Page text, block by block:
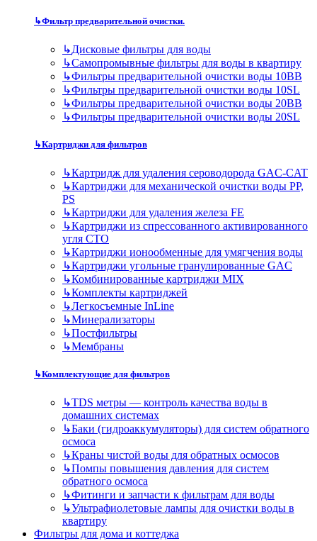
↳Фильтр предварительной очистки.
↳Дисковые фильтры для воды
↳Самопромывные фильтры для воды в квартиру
↳Фильтры предварительной очистки воды 10BB
↳Фильтры предварительной очистки воды 10SL
↳Фильтры предварительной очистки воды 20BB
↳Фильтры предварительной очистки воды 20SL
↳Картриджи для фильтров
↳Картридж для удаления сероводорода GAC-CAT
↳Картриджи для механической очистки воды PP,
PS
↳Картриджи для удаления железа FE
↳Картриджи из спрессованного активированного
угля CTO
↳Картриджи ионообменные для умягчения воды
↳Картриджи угольные гранулированные GAC
↳Комбинированные картриджи MIX
↳Комплекты картриджей
↳Легкосъемные InLine
↳Минерализаторы
↳Постфильтры
↳Мембраны
↳Комплектующие для фильтров
↳TDS метры — контроль качества воды в
домашних системах
↳Баки (гидроаккумуляторы) для систем обратного
осмоса
↳Краны чистой воды для обратных осмосов
↳Помпы повышения давления для систем
обратного осмоса
↳Фитинги и запчасти к фильтрам для воды
↳Ультрафиолетовые лампы для очистки воды в
квартиру
Фильтры для дома и коттеджа